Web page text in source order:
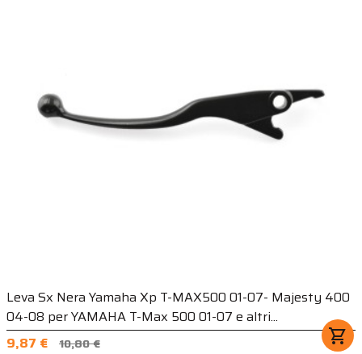
Leva Sx Nera Yamaha Xp T-MAX500 01-07- Majesty 400
04-08 per YAMAHA T-Max 500 01-07 e altri...
9,87 €
10,80 € shopping_cart